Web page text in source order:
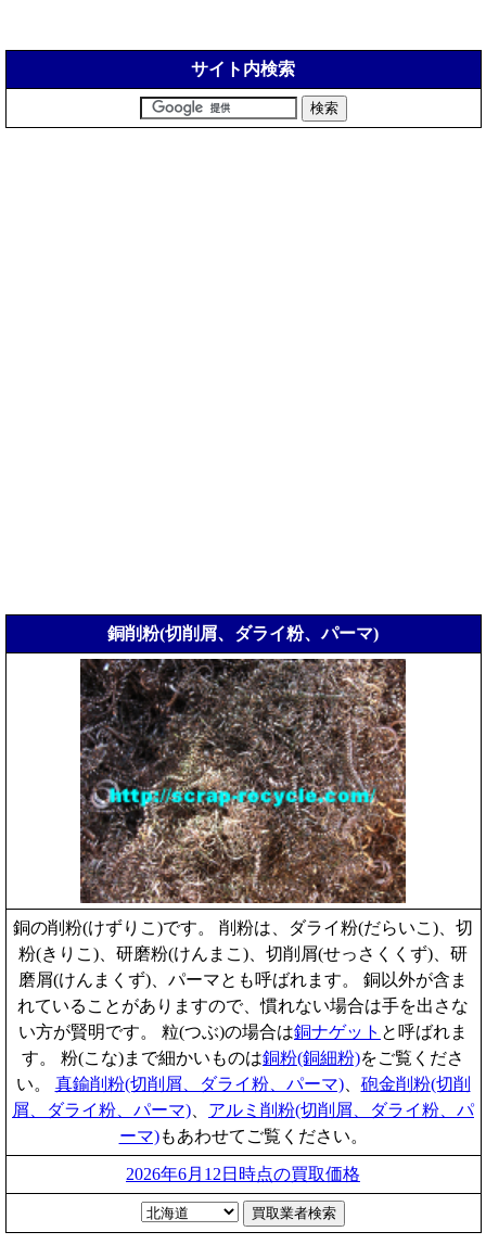
サイト内検索
銅削粉(切削屑、ダライ粉、パーマ)
銅の削粉(けずりこ)です。 削粉は、ダライ粉(だらいこ)、切
粉(きりこ)、研磨粉(けんまこ)、切削屑(せっさくくず)、研
磨屑(けんまくず)、パーマとも呼ばれます。 銅以外が含ま
れていることがありますので、慣れない場合は手を出さな
い方が賢明です。 粒(つぶ)の場合は銅ナゲット と呼ばれま
す。 粉(こな)まで細かいものは銅粉(銅細粉)をご覧くださ
い。 真鍮削粉(切削屑、ダライ粉、パーマ)、 砲金削粉(切削
屑、ダライ粉、パーマ)
アルミ削粉(切削屑、ダライ粉、パ
ーマ)もあわせてご覧ください。
2026年6月12日時点の買取価格